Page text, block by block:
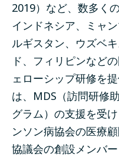
2019）など、数多く
インドネシア、ミャ
ルギスタン、ウズベ
ド、フィリピンなど
ェローシップ研修を
は、MDS（訪問研修
グラム）の支援を受
ンソン病協会の医療
協議会の創設メンバ